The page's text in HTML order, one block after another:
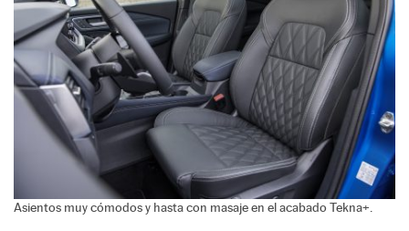
Asientos muy cómodos y hasta con masaje en el acabado Tekna+.